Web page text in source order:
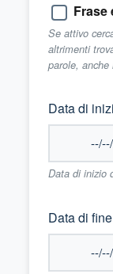
Frase
Se attivo
altrimenti
parole, anche
Data di
Data di inizio
Data di fine